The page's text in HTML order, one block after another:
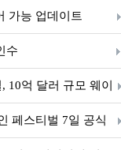
!
가능 업데이트
수
10억 달러 규모 웨이
페스티벌 7일 공식